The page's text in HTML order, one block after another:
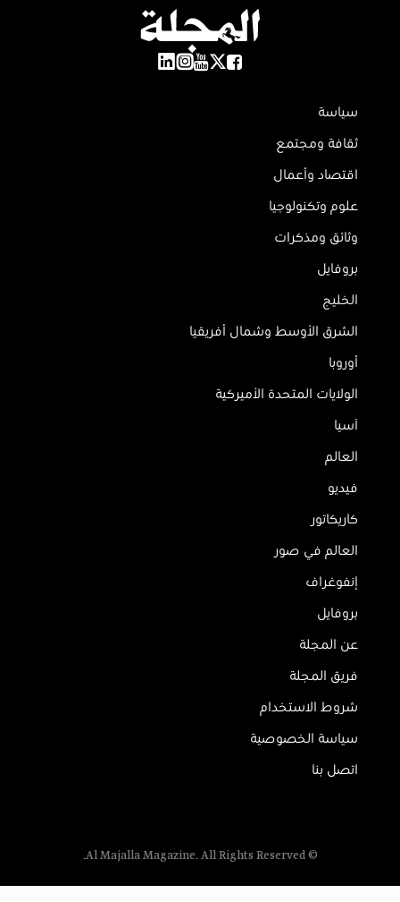
سياسة
ثقافة ومجتمع
اقتصاد وأعمال
علوم وتكنولوجيا
وثائق ومذكرات
بروفايل
الخليج
الشرق الأوسط وشمال أفريقيا
أوروبا
الولايات المتحدة الأميركية
آسيا
العالم
فيديو
كاريكاتور
العالم في صور
إنفوغراف
بروفايل
عن المجلة
فريق المجلة
شروط الاستخدام
سياسة الخصوصية
اتصل بنا
© Al Majalla Magazine. All Rights Reserved.